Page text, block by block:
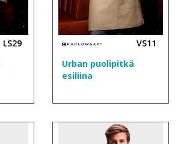
LS29
VS11
Urban puolipitkä
esiliina